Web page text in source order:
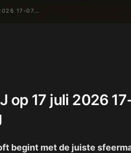
BRUILOFT DJ OP 17 JULI 2026 17-07-2026 | CHRIS RIVEN – ZINGENDE DJ VOOR JOUW TROUWDAG
op 17 juli 2026
begint met de juiste